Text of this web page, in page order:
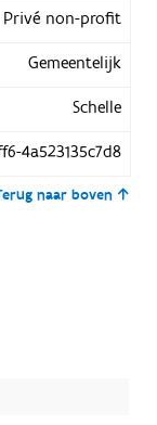
Privé non-profit
Gemeentelijk
Schelle
4a523135c7d8
naar boven